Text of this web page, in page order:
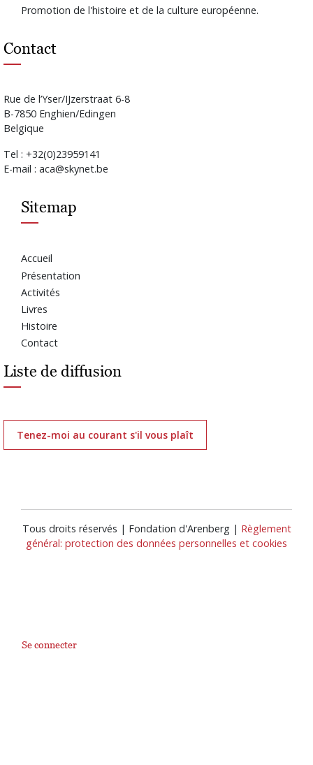
Promotion de l'histoire et de la culture européenne.
Contact
Rue de l’Yser/IJzerstraat 6-8
B-7850 Enghien/Edingen
Belgique
Tel : +32(0)23959141
E-mail : aca@skynet.be
Sitemap
Accueil
Présentation
Activités
Livres
Histoire
Contact
Liste de diffusion
Tenez-moi au courant s'il vous plaît
Tous droits réservés | Fondation d'Arenberg | Règlement
général: protection des données personnelles et cookies
User
Se connecter